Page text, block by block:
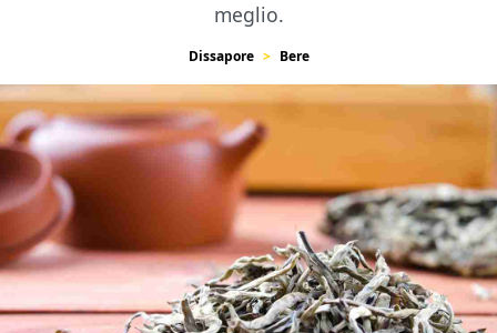
meglio.
Dissapore Bere